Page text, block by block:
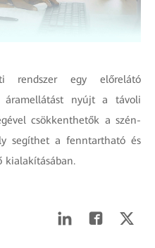
rendszer egy előrelátó
áramellátást nyújt a távoli
csökkenthetők a szén-
segíthet a fenntartható és
kialakításában.